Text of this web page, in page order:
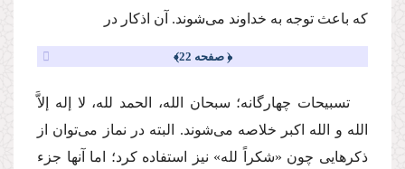
كه باعث توجه به خداوند مى‌شوند. آن اذكار در
﴿ صفحه 22﴾
تسبیحات چهارگانه؛ سبحان الله، الحمد لله، لا إله إلاَّ
الله و الله اكبر خلاصه مى‌شوند. البته در نماز مى‌توان از
ذكرهایى چون «شكراً لله» نیز استفاده كرد؛ اما آنها جزء